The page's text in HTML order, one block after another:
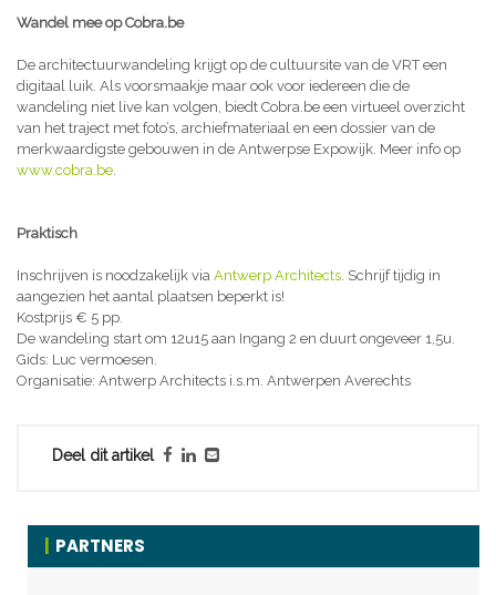
Wandel mee op Cobra.be
De architectuurwandeling krijgt op de cultuursite van de VRT een
digitaal luik. Als voorsmaakje maar ook voor iedereen die de
wandeling niet live kan volgen, biedt Cobra.be een virtueel overzicht
van het traject met foto’s, archiefmateriaal en een dossier van de
merkwaardigste gebouwen in de Antwerpse Expowijk. Meer info op
www.cobra.be.
Praktisch
Inschrijven is noodzakelijk via Antwerp Architects. Schrijf tijdig in
aangezien het aantal plaatsen beperkt is!
Kostprijs € 5 pp.
De wandeling start om 12u15 aan Ingang 2 en duurt ongeveer 1,5u.
Gids: Luc vermoesen.
Organisatie: Antwerp Architects i.s.m. Antwerpen Averechts
Deel dit artikel
PARTNERS